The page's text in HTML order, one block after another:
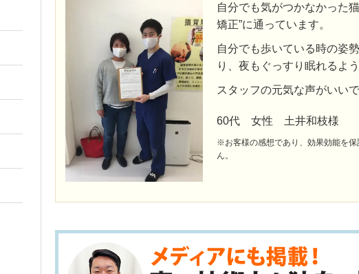
自分でも気がつかなかった
矯正”に通っています。
自分でも歩いている時の姿
り、夜もぐっすり眠れるよ
スタッフの元気な声がいいで
60代 女性 土井和枝様
※お客様の感想であり、効果効能を
ん。